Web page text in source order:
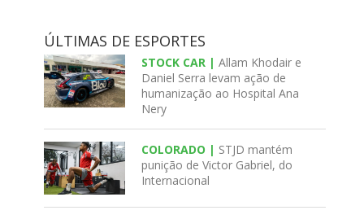
ÚLTIMAS DE ESPORTES
STOCK CAR |Allam Khodair e
Daniel Serra levam ação de
humanização ao Hospital Ana
Nery
COLORADO | STJD mantém
punição de Victor Gabriel, do
Internacional